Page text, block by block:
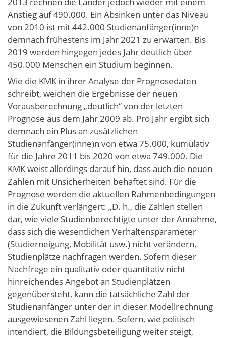
Anstieg auf 490.000. Ein Absinken unter das Niveau
von 2010 ist mit 442.000 Studienanfänger(inne)n
demnach frühestens im Jahr 2021 zu erwarten. Bis
2019 werden hingegen jedes Jahr deutlich über
450.000 Menschen ein Studium beginnen.
Wie die KMK in ihrer Analyse der Prognosedaten
schreibt, weichen die Ergebnisse der neuen
Vorausberechnung „deutlich“ von der letzten
Prognose aus dem Jahr 2009 ab. Pro Jahr ergibt sich
demnach ein Plus an zusätzlichen
Studienanfänger(inne)n von etwa 75.000, kumulativ
für die Jahre 2011 bis 2020 von etwa 749.000. Die
KMK weist allerdings darauf hin, dass auch die neuen
Zahlen mit Unsicherheiten behaftet sind. Für die
Prognose werden die aktuellen Rahmenbedingungen
in die Zukunft verlängert: „D. h., die Zahlen stellen
dar, wie viele Studienberechtigte unter der Annahme,
dass sich die wesentlichen Verhaltensparameter
(Studierneigung, Mobilität usw.) nicht verändern,
Studienplätze nachfragen werden. Sofern dieser
Nachfrage ein qualitativ oder quantitativ nicht
hinreichendes Angebot an Studienplätzen
gegenübersteht, kann die tatsächliche Zahl der
Studienanfänger unter der in dieser Modellrechnung
ausgewiesenen Zahl liegen. Sofern, wie politisch
intendiert, die Bildungsbeteiligung weiter steigt,